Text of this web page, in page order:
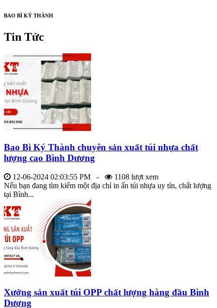
BAO BÌ KÝ THÀNH
Tin Tức
Bao Bì Ký Thành chuyên sản xuất túi nhựa chất
lượng cao Bình Dương
12-06-2024 02:03:55 PM -
1108 lượt xem
Nếu bạn đang tìm kiếm một địa chỉ in ấn túi nhựa uy tín, chất lượng
tại Bình...
Xưởng sản xuất túi OPP chất lượng hàng đầu Bình
Dương